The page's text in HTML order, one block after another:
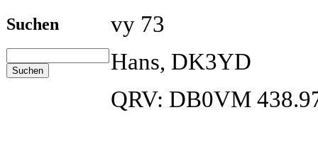
Suchen
vy 73
Hans, DK3YD
QRV: DB0VM